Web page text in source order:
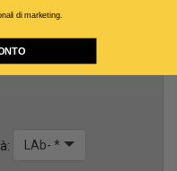
LAb- *
di marketing.